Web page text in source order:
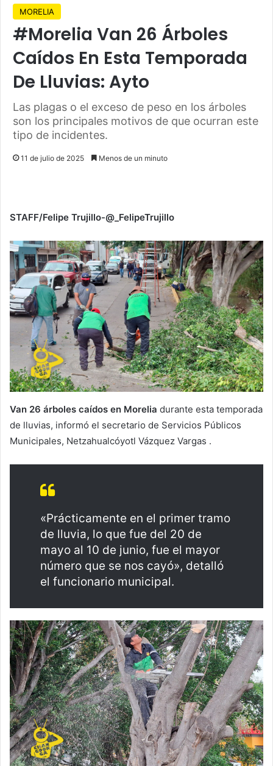
MORELIA
#Morelia Van 26 Árboles
Caídos En Esta Temporada
De Lluvias: Ayto
Las plagas o el exceso de peso en los árboles
son los principales motivos de que ocurran este
tipo de incidentes.
11 de julio de 2025 Menos de un minuto
STAFF/Felipe Trujillo-@_FelipeTrujillo
Van 26 árboles caídos en Morelia durante esta temporada
de lluvias, informó el secretario de Servicios Públicos
Municipales, Netzahualcóyotl Vázquez Vargas .
«Prácticamente en el primer tramo
de lluvia, lo que fue del 20 de
mayo al 10 de junio, fue el mayor
número que se nos cayó», detalló
el funcionario municipal.